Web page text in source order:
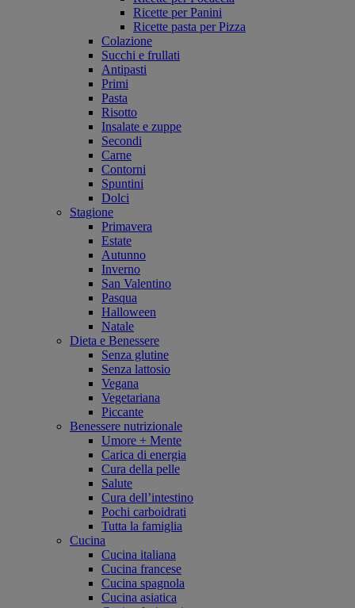
Ricette per Panini
Ricette pasta per Pizza
Colazione
Succhi e frullati
Antipasti
Primi
Pasta
Risotto
Insalate e zuppe
Secondi
Carne
Contorni
Spuntini
Dolci
Stagione
Primavera
Estate
Autunno
Inverno
San Valentino
Pasqua
Halloween
Natale
Dieta e Benessere
Senza glutine
Senza lattosio
Vegana
Vegetariana
Piccante
Benessere nutrizionale
Umore + Mente
Carica di energia
Cura della pelle
Salute
Cura dell’intestino
Pochi carboidrati
Tutta la famiglia
Cucina
Cucina italiana
Cucina francese
Cucina spagnola
Cucina asiatica